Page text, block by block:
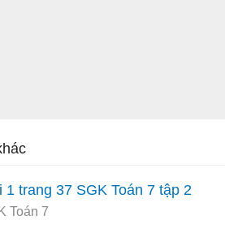
1 trang 37 SGK Toán 7 tập 2
Toán 7